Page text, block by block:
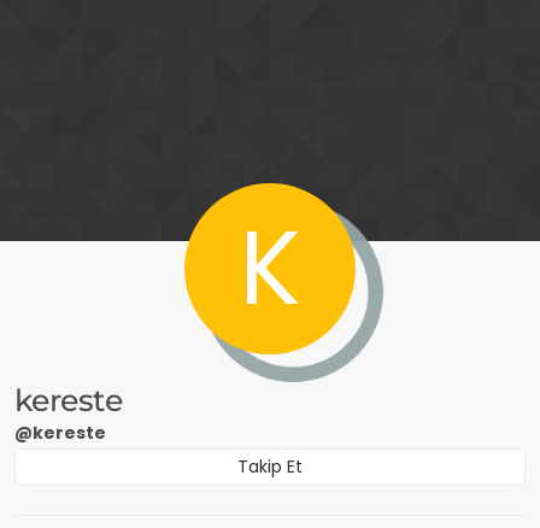
K
kereste
@kereste
Takip Et